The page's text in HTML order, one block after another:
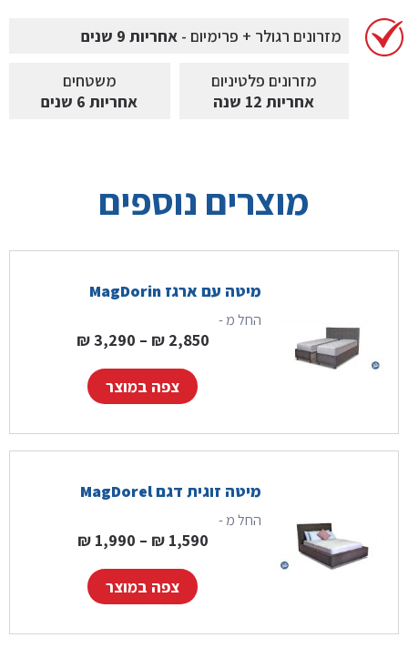
מזרונים רגולר + פרימיום - אחריות 9 שנים
מזרונים פלטיניום
אחריות 12 שנה
משטחים
אחריות 6 שנים
מוצרים נוספים
מיטה עם ארגז MagDorin
החל מ -
2,850
₪
–
3,290
₪
צפה במוצר
מיטה זוגית דגם MagDorel
החל מ -
1,590
₪
–
1,990
₪
צפה במוצר